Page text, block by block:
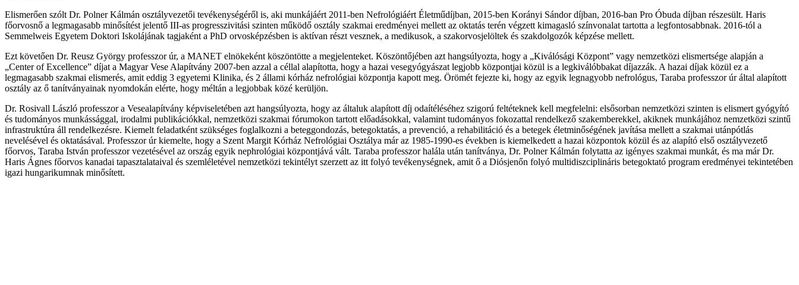
Elismerően szólt Dr. Polner Kálmán osztályvezetői tevékenységéről is, aki munkájáért 2011-ben Nefrológiáért Életműdíjban, 2015-ben Korányi Sándor díjban, 2016-ban Pro Óbuda díjban részesült. Haris
főorvosnő a legmagasabb minősítést jelentő III-as progresszivitási szinten működő osztály szakmai eredményei mellett az oktatás terén végzett kimagasló színvonalat tartotta a legfontosabbnak. 2016-tól a
Semmelweis Egyetem Doktori Iskolájának tagjaként a PhD orvosképzésben is aktívan részt vesznek, a medikusok, a szakorvosjelöltek és szakdolgozók képzése mellett.
Ezt követően Dr. Reusz György professzor úr, a MANET elnökeként köszöntötte a megjelenteket. Köszöntőjében azt hangsúlyozta, hogy a „Kiválósági Központ” vagy nemzetközi elismertsége alapján a
„Center of Excellence” díjat a Magyar Vese Alapítvány 2007-ben azzal a céllal alapította, hogy a hazai vesegyógyászat legjobb központjai közül is a legkiválóbbakat díjazzák. A hazai díjak közül ez a
legmagasabb szakmai elismerés, amit eddig 3 egyetemi Klinika, és 2 állami kórház nefrológiai központja kapott meg. Örömét fejezte ki, hogy az egyik legnagyobb nefrológus, Taraba professzor úr által alapított
osztály az ő tanítványainak nyomdokán elérte, hogy méltán a legjobbak közé kerüljön.
Dr. Rosivall László professzor a Vesealapítvány képviseletében azt hangsúlyozta, hogy az általuk alapított díj odaítéléséhez szigorú feltéteknek kell megfelelni: elsősorban nemzetközi szinten is elismert gyógyító
és tudományos munkássággal, irodalmi publikációkkal, nemzetközi szakmai fórumokon tartott előadásokkal, valamint tudományos fokozattal rendelkező szakemberekkel, akiknek munkájához nemzetközi szintű
infrastruktúra áll rendelkezésre. Kiemelt feladatként szükséges foglalkozni a beteggondozás, betegoktatás, a prevenció, a rehabilitáció és a betegek életminőségének javítása mellett a szakmai utánpótlás
nevelésével és oktatásával. Professzor úr kiemelte, hogy a Szent Margit Kórház Nefrológiai Osztálya már az 1985-1990-es években is kiemelkedett a hazai központok közül és az alapító első osztályvezető
főorvos, Taraba István professzor vezetésével az ország egyik nephrológiai központjává vált. Taraba professzor halála után tanítványa, Dr. Polner Kálmán folytatta az igényes szakmai munkát, és ma már Dr.
Haris Ágnes főorvos kanadai tapasztalataival és szemléletével nemzetközi tekintélyt szerzett az itt folyó tevékenységnek, amit ő a Diósjenőn folyó multidiszciplináris betegoktató program eredményei tekintetében
igazi hungarikumnak minősített.